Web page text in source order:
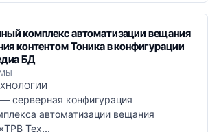
комплекс автоматизации вещания
контентом Тоника в конфигурации
БД
серверная конфигурация
автоматизации вещания
Тех...